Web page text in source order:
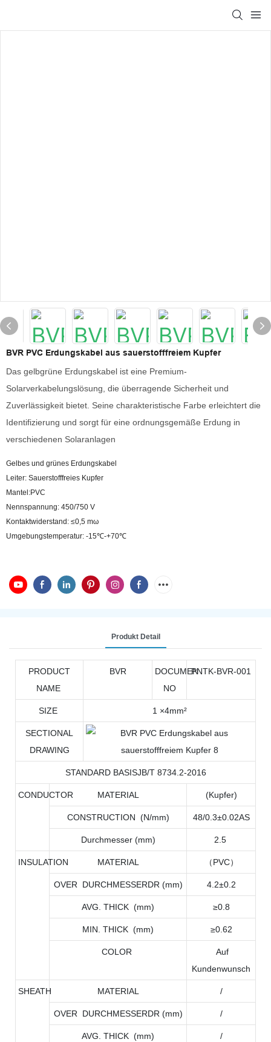
BVR PVC Erdungskabel aus sauerstofffreiem Kupfer
Das gelbgrüne Erdungskabel ist eine Premium-
Solarverkabelungslösung, die überragende Sicherheit und
Zuverlässigkeit bietet. Seine charakteristische Farbe erleichtert die
Identifizierung und sorgt für eine ordnungsgemäße Erdung in
verschiedenen Solaranlagen
Gelbes und grünes Erdungskabel
Leiter: Sauerstofffreies Kupfer
Mantel:PVC
Nennspannung: 450/750 V
Kontaktwiderstand: ≤0,5 mω
Umgebungstemperatur: -15℃-+70℃
Produkt Detail
PRODUCT
NAME
BVR
DOCUMEN
NO
PNTK-BVR-001
SIZE 1 ×4mm²
SECTIONAL
DRAWING
STANDARD BASISJB/T 8734.2-2016
CONDUCTOR MATERIAL (Kupfer)
CONSTRUCTION (N/mm) 48/0.3±0.02AS
Durchmesser (mm) 2.5
INSULATION MATERIAL （PVC）
OVER DURCHMESSERDR (mm) 4.2±0.2
AVG. THICK (mm) ≥0.8
MIN. THICK (mm) ≥0.62
COLOR
Auf
Kundenwunsch
SHEATH MATERIAL /
OVER DURCHMESSERDR (mm) /
AVG. THICK (mm) /